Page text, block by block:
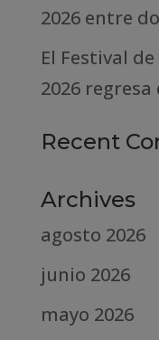
2026 entre
El Festival
2026 regresa
Recent
Archives
agosto 2026
junio 2026
mayo 2026